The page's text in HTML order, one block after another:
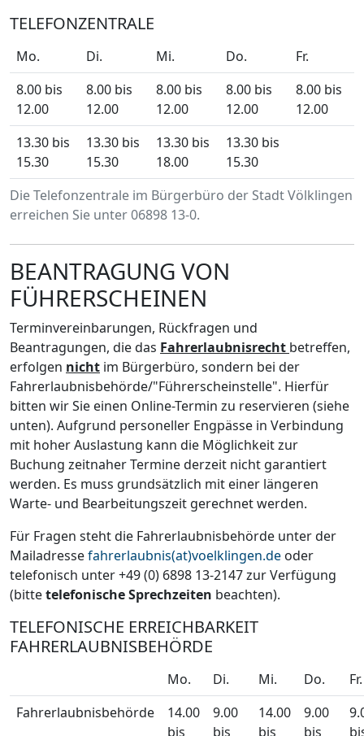
TELEFONZENTRALE
Die Telefonzentrale im Bürgerbüro der Stadt Völklingen
erreichen Sie unter 06898 13-0.
Mo. Di. Mi. Do.
Fr.
8.00 bis
12.00
8.00 bis
12.00
8.00 bis
12.00
8.00 bis
12.00
8.00 bis
12.00
13.30 bis
15.30
13.30 bis
15.30
13.30 bis
18.00
13.30 bis
15.30
BEANTRAGUNG VON
FÜHRERSCHEINEN
Terminvereinbarungen, Rückfragen und
Beantragungen, die das Fahrerlaubnisrecht betreffen,
erfolgen nicht im Bürgerbüro, sondern bei der
Fahrerlaubnisbehörde/"Führerscheinstelle". Hierfür
bitten wir Sie einen Online-Termin zu reservieren (siehe
unten). Aufgrund personeller Engpässe in Verbindung
mit hoher Auslastung kann die Möglichkeit zur
Buchung zeitnaher Termine derzeit nicht garantiert
werden. Es muss grundsätzlich mit einer längeren
Warte- und Bearbeitungszeit gerechnet werden.
Für Fragen steht die Fahrerlaubnisbehörde unter der
Mailadressefahrerlaubnis(at)voelklingen.de oder
telefonisch unter +49 (0) 6898 13-2147 zur Verfügung
(bittetelefonische Sprechzeiten beachten).
TELEFONISCHE ERREICHBARKEIT
FAHRERLAUBNISBEHÖRDE
Mo. Di. Mi. Do.
Fr.
Fahrerlaubnisbehörde
14.00
bis
9.00
bis
14.00
bis
9.00
bis